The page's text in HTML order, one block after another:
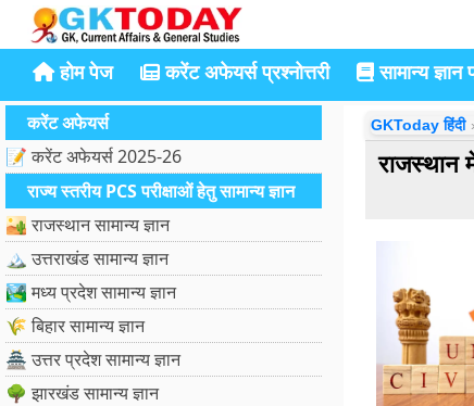
होम पेज करेंट अफेयर्स प्रश्नोत्तरी सामान्य ज्ञान
करेंट अफेयर्स
📝 करेंट अफेयर्स 2025-26
राज्य स्तरीय PCS परीक्षाओं हेतु सामान्य ज्ञान
🏜️ राजस्थान सामान्य ज्ञान
🏔️ उत्तराखंड सामान्य ज्ञान
🏞️ मध्य प्रदेश सामान्य ज्ञान
🌾 बिहार सामान्य ज्ञान
🏯 उत्तर प्रदेश सामान्य ज्ञान
🌳 झारखंड सामान्य ज्ञान
GKToday हिंदी
राजस्थान